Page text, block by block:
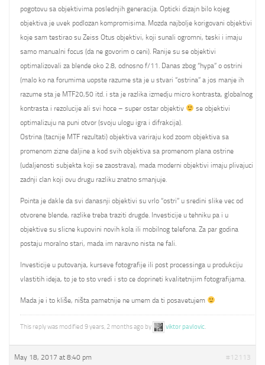
pogotovu sa objektivima poslednjih generacija. Opticki dizajn bilo kojeg
objektiva je uvek podlozan kompromisima. Mozda najbolje korigovani objektivi
koje sam testirao su Zeiss Otus objektivi, koji sunali ogromni, teski i imaju
samo manualni focus (da ne govorim o ceni). Ranije su se objektivi
optimalizovali za blende oko 2.8, odnosno f/11. Danas zbog “hypa” o ostrini
(malo ko na forumima uopste razume sta je u stvari “ostrina” a jos manje ih
razume sta je MTF20,50 itd. i sta je razlika izmedju micro kontrasta, globalnog
kontrasta i rezolucije ali svi hoce – super ostar objektiv
se objektivi
optimalizuju na puni otvor (svoju ulogu igra i difrakcija).
Ostrina (tacnije MTF rezultati) objektiva variraju kod zoom objektiva sa
promenom zizne daljine a kod svih objektiva sa promenom plana ostrine
(udaljenosti subjekta koji se zaostrava), mada moderni objektivi imaju plivajuci
zadnji clan koji ovu drugu razliku znatno smanjuje.
Pointa je dakle da svi danasnji objektivi su vrlo “ostri” u sredini slike vec od
otvorene blende, razlike treba traziti drugde. Investicije u tehniku pa i u
objektive su slicne kupovini novih kola ili mobilnog telefona. Za par godina
postaju moralno stari, mada im naravno nista ne fali.
Investicije u putovanja, kurseve fotografije ili post processinga u produkciju
vlastitih ideja, to je to sto vredi i sto ce doprineti kvalitetnijim fotografijama.
Mada je i to kliše, ništa pametnije ne umem da ti posavetujem
This reply was modified 9 years, 2 months ago by viktor pavlovic.
May 18, 2017 at 8:40 pm #12113